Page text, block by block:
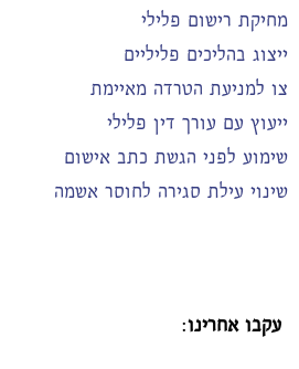
מחיקת רישום פלילי
ייצוג בהליכים פליליים
צו למניעת הטרדה מאיימת
ייעוץ עם עורך דין פלילי
שימוע לפני הגשת כתב אישום
שינוי עילת סגירה לחוסר אשמה
עקבו אחרינו: